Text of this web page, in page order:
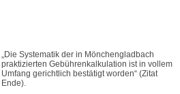
„Die Systematik der in Mönchengladbach
praktizierten Gebührenkalkulation ist in vollem
Umfang gerichtlich bestätigt worden“ (Zitat
Ende).